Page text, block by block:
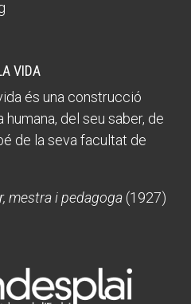
VIDA
és una construcció
del seu saber, de
de la seva facultat de
mestra i pedagoga (1927)